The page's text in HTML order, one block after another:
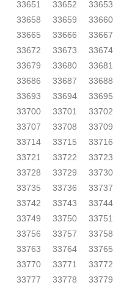
33651 33652 33653
33658
33659 33660
33665
33666 33667
33672
33673 33674
33679
33680 33681
33686
33687 33688
33693
33694 33695
33700
33701 33702
33707
33708 33709
33714
33715 33716
33721
33722 33723
33728
33729 33730
33735
33736 33737
33742
33743 33744
33749
33750 33751
33756
33757 33758
33763
33764 33765
33770
33771 33772
33777
33778 33779